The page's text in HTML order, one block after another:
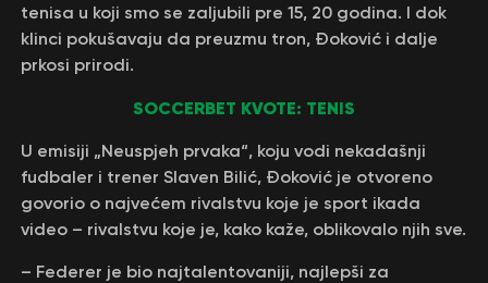
tenisa u koji smo se zaljubili pre 15, 20 godina. I dok
klinci pokušavaju da preuzmu tron, Đoković i dalje
prkosi prirodi.
SOCCERBET KVOTE: TENIS
U emisiji „Neuspjeh prvaka“, koju vodi nekadašnji
fudbaler i trener Slaven Bilić, Đoković je otvoreno
govorio o najvećem rivalstvu koje je sport ikada
video – rivalstvu koje je, kako kaže, oblikovalo njih sve.
– Federer je bio najtalentovaniji, najlepši za